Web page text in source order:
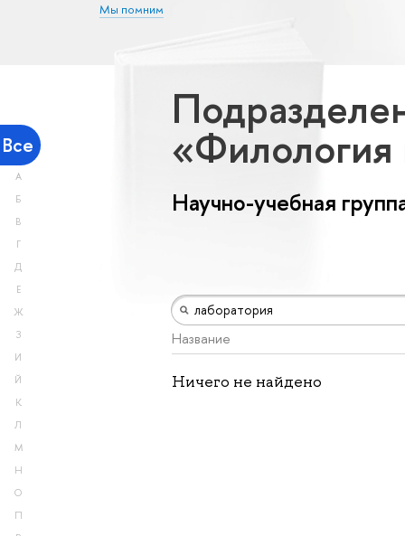
Мы помним
Все
А
Б
В
Г
Д
Е
Ж
З
И
Й
К
Л
М
Н
О
П
«Филология
Научно-учебная
Название
Ничего не найдено